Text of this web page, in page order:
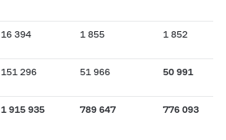
16 394 1 855 1 852
151 296 51 966 50 991
1 915 935 789 647 776 093